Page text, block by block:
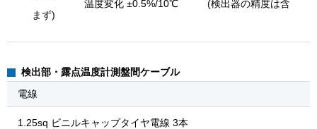
温度変化 ±0.5%/10℃
(検出器の精度は含
まず)
検出部・露点温度計測盤間ケーブル
電線
1.25sq ビニルキャップタイヤ電線 3本